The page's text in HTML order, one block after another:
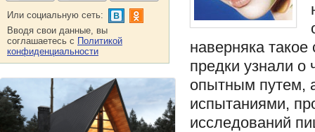
наверняка
предки узнали о
опытным путем,
испытаниями,
исследований
Или социальную сеть:
Вводя свои данные, вы
соглашаетесь с Политикой
конфиденциальности